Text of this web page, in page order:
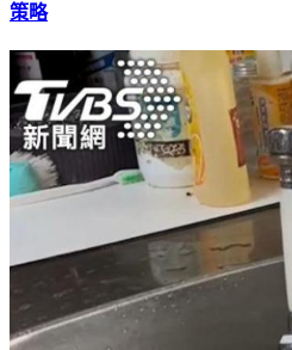
策略